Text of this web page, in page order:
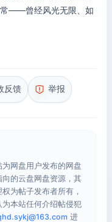
常——曾经风光无限、如
反馈 举报
网盘用户发布的网盘
的云盘网盘资源，其
为帖子发布者所有，
本站任何介绍帖侵犯
进